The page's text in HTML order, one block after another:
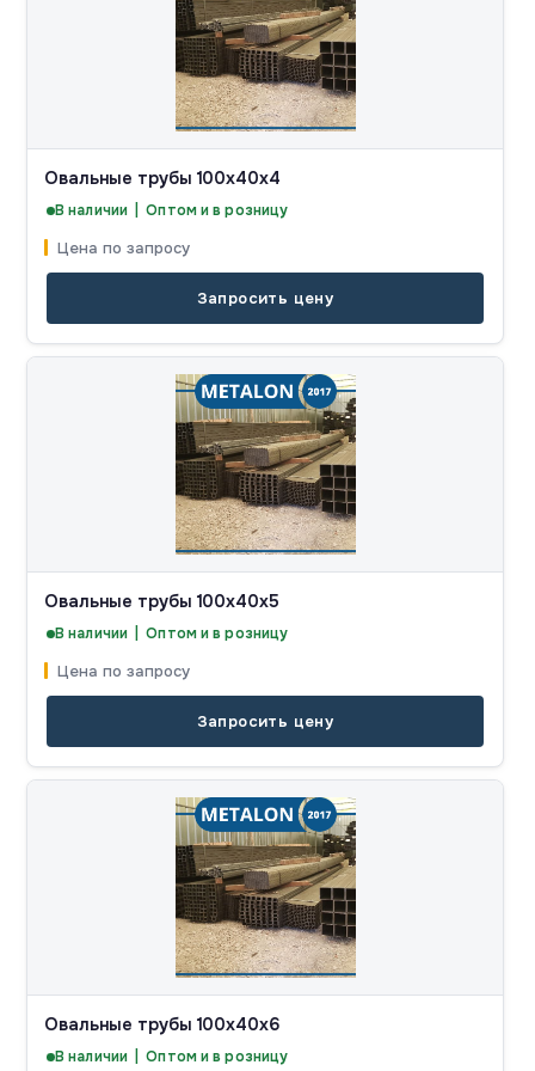
Овальные трубы 100x40x4
В наличии | Оптом и в розницу
Цена по запросу
Запросить цену
Овальные трубы 100x40x5
В наличии | Оптом и в розницу
Цена по запросу
Запросить цену
Овальные трубы 100x40x6
В наличии | Оптом и в розницу